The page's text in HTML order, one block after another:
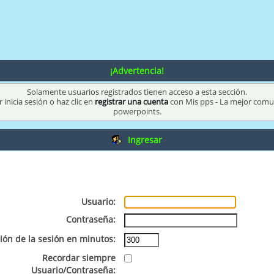
¡Advertencia!
Solamente usuarios registrados tienen acceso a esta sección.
inicia sesión o haz clic en registrar una cuentacon Mis pps - La mejor
powerpoints.
Ingresar
Usuario:
Contraseña:
de la sesión en minutos:
Recordar siempre
Usuario/Contraseña: